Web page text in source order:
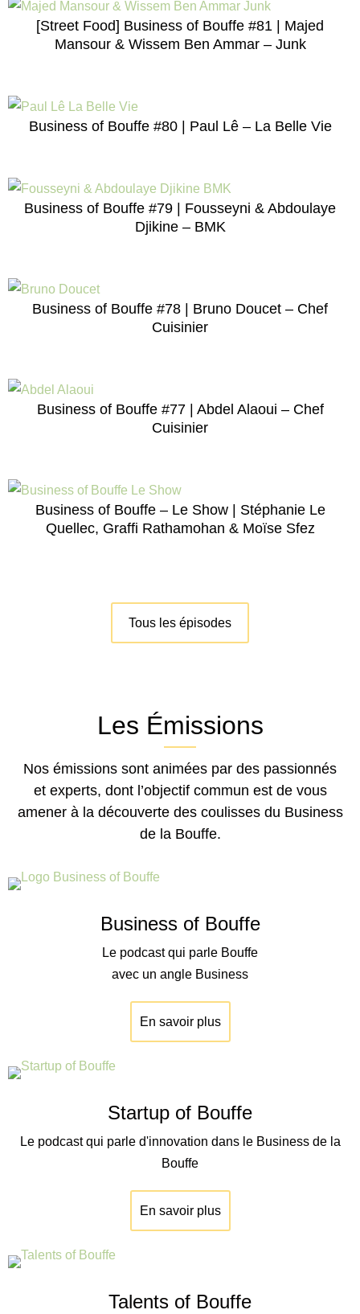
[Street Food] Business of Bouffe #81 | Majed
Mansour & Wissem Ben Ammar – Junk
Business of Bouffe #80 | Paul Lê – La Belle Vie
Business of Bouffe #79 | Fousseyni & Abdoulaye
Djikine – BMK
Business of Bouffe #78 | Bruno Doucet – Chef
Cuisinier
Business of Bouffe #77 | Abdel Alaoui – Chef
Cuisinier
Business of Bouffe – Le Show | Stéphanie Le
Quellec, Graffi Rathamohan & Moïse Sfez
Tous les épisodes
Les Émissions
Nos émissions sont animées par des passionnés
et experts, dont l’objectif commun est de vous
amener à la découverte des coulisses du Business
de la Bouffe.
Business of Bouffe
Le podcast qui parle Bouffe
avec un angle Business
En savoir plus
Startup of Bouffe
Le podcast qui parle d'innovation dans le Business de la
Bouffe
En savoir plus
Talents of Bouffe